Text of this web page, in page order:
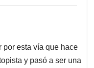
por esta vía que hace
y pasó a ser una